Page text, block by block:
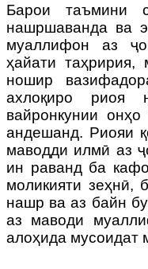
Барои таъмини
нашршаванда ва
муаллифон аз
ҳайати таҳририя,
ношир
ахлоқиро риоя
вайронкунии
андешанд. Риояи
маводди илмӣ аз
ин раванд ба
моликияти зеҳнӣ,
нашр ва аз байн
аз маводи
алоҳида мусоидат